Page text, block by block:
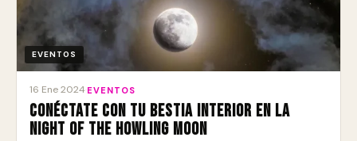
EVENTOS
16 Ene 2024 EVENTOS
Conéctate con tu bestia interior en la
Night of the Howling Moon